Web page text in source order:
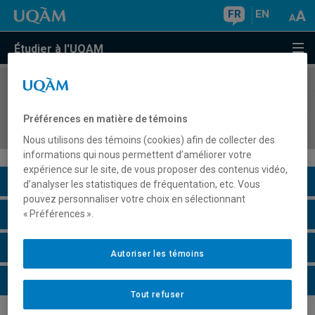
FR EN
Étudier à l'UQAM
COURS//
contemporains
Description du cours
Horaire - Été 2026
Horaire - Automne 2026
Horaire - Hiver 2027
Préférences en matière de témoins
Nous utilisons des témoins (cookies) afin de collecter des
informations qui nous permettent d’améliorer votre
expérience sur le site, de vous proposer des contenus vidéo,
d’analyser les statistiques de fréquentation, etc. Vous
pouvez personnaliser votre choix en sélectionnant
« Préférences ».
Tout refuser
Autoriser les témoins